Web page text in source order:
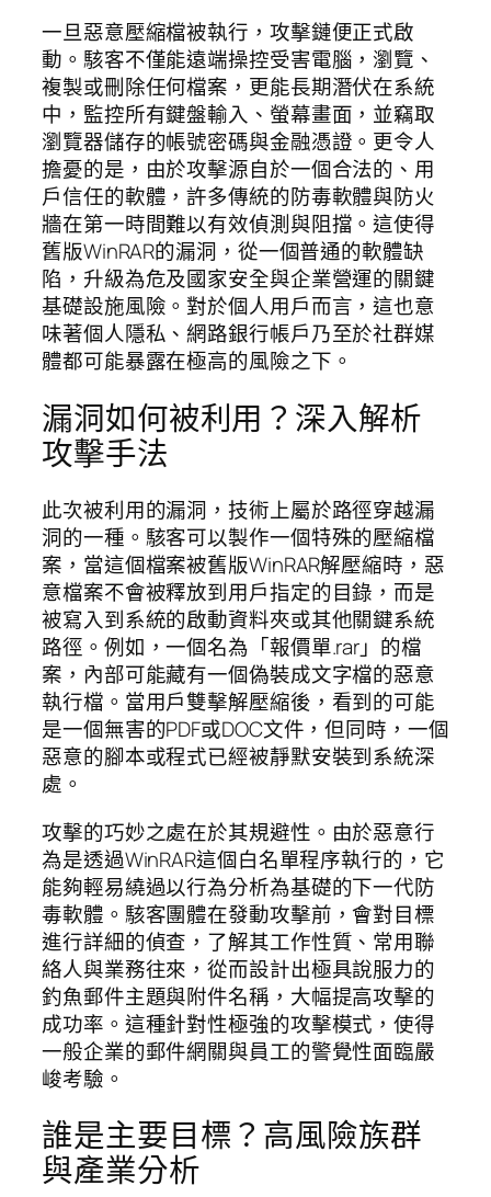
一旦惡意壓縮檔被執行，攻擊鏈便正式啟
動。駭客不僅能遠端操控受害電腦，瀏覽、
複製或刪除任何檔案，更能長期潛伏在系統
中，監控所有鍵盤輸入、螢幕畫面，並竊取
瀏覽器儲存的帳號密碼與金融憑證。更令人
擔憂的是，由於攻擊源自於一個合法的、用
戶信任的軟體，許多傳統的防毒軟體與防火
牆在第一時間難以有效偵測與阻擋。這使得
舊版WinRAR的漏洞，從一個普通的軟體缺
陷，升級為危及國家安全與企業營運的關鍵
基礎設施風險。對於個人用戶而言，這也意
味著個人隱私、網路銀行帳戶乃至於社群媒
體都可能暴露在極高的風險之下。
漏洞如何被利用？深入解析
攻擊手法
此次被利用的漏洞，技術上屬於路徑穿越漏
洞的一種。駭客可以製作一個特殊的壓縮檔
案，當這個檔案被舊版WinRAR解壓縮時，惡
意檔案不會被釋放到用戶指定的目錄，而是
被寫入到系統的啟動資料夾或其他關鍵系統
路徑。例如，一個名為「報價單.rar」的檔
案，內部可能藏有一個偽裝成文字檔的惡意
執行檔。當用戶雙擊解壓縮後，看到的可能
是一個無害的PDF或DOC文件，但同時，一個
惡意的腳本或程式已經被靜默安裝到系統深
處。
攻擊的巧妙之處在於其規避性。由於惡意行
為是透過WinRAR這個白名單程序執行的，它
能夠輕易繞過以行為分析為基礎的下一代防
毒軟體。駭客團體在發動攻擊前，會對目標
進行詳細的偵查，了解其工作性質、常用聯
絡人與業務往來，從而設計出極具說服力的
釣魚郵件主題與附件名稱，大幅提高攻擊的
成功率。這種針對性極強的攻擊模式，使得
一般企業的郵件網關與員工的警覺性面臨嚴
峻考驗。
誰是主要目標？高風險族群
與產業分析